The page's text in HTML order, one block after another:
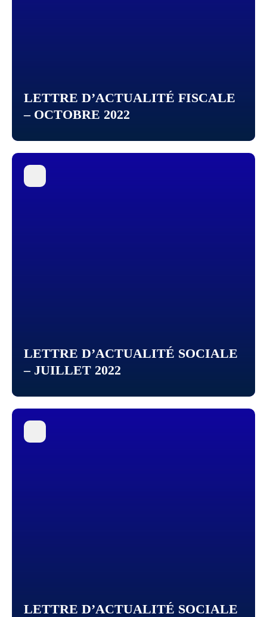
LETTRE D’ACTUALITÉ FISCALE
– OCTOBRE 2022
LETTRE D’ACTUALITÉ SOCIALE
– JUILLET 2022
LETTRE D’ACTUALITÉ SOCIALE